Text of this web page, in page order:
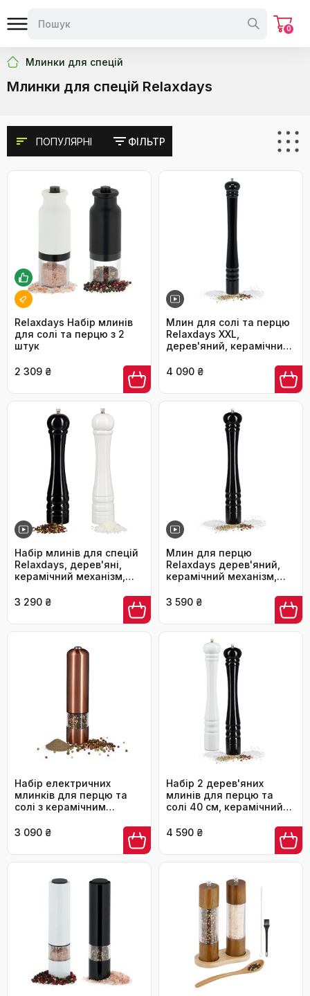
0
Млинки для спецій
Млинки для спецій Relaxdays
ПОПУЛЯРНІ ФІЛЬТР
Relaxdays Набір млинів
для солі та перцю з 2
штук
2 309 ₴
Млин для солі та перцю
Relaxdays XXL,
дерев'яний, керамічний
см, класичний, чорний
4 090 ₴
Набір млинів для спецій
Relaxdays, дерев'яні,
керамічний механізм,
білий, 2 шт.
3 290 ₴
Млин для перцю
Relaxdays дерев'яний,
керамічний механізм,
класичний дизайн,
3 590 ₴
Набір електричних
млинків для перцю та
солі з керамічним
та мідний, прозорий,
3 090 ₴
Набір 2 дерев'яних
млинів для перцю та
солі 40 см, керамічний
класичний дизайн,
4 590 ₴